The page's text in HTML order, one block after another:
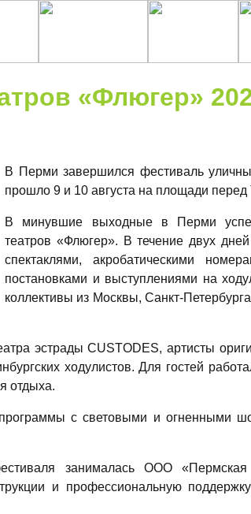
«Флюгер»
В Перми завершился фестиваль
прошло 9 и 10 августа на площади
В минувшие выходные в Перми
театров «Флюгер». В течение двух
спектаклями, акробатическими
постановками и выступлениями на
коллективы из Москвы, Санкт-
эстрады CUSTODES, артисты
ходулистов. Для гостей
отдыха.
с световыми и огненными
занималась ООО
и профессиональную